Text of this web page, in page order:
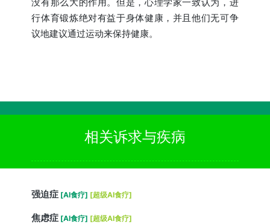
行体育锻炼绝对有益于身体健康，并且他们无可争
议地建议通过运动来保持健康。
相关诉求与疾病
强迫症 [AI食疗] [超级AI食疗]
焦虑症 [AI食疗] [超级AI食疗]